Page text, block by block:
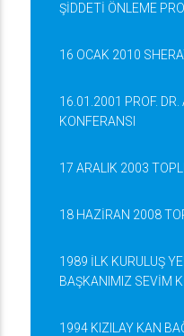
ŞİDDETİ ÖNLEME
16 OCAK 2010
16.01.2001 PROF.
KONFERANSI
17 ARALIK 2003
18 HAZİRAN 2008
1989 İLK KURULUŞ
BAŞKANIMIZ SEVİM
1994 KIZILAY KAN